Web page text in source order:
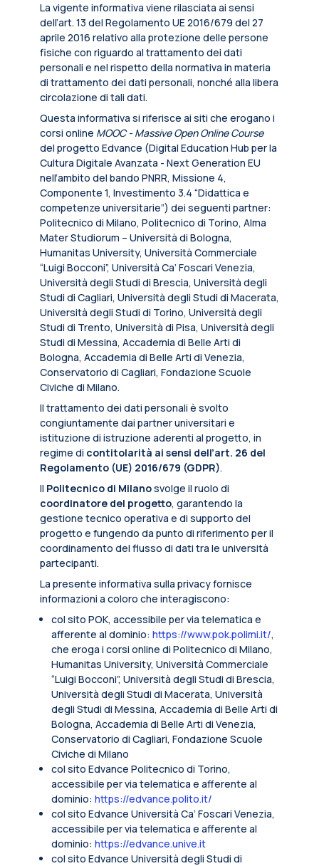
La vigente informativa viene rilasciata ai sensi
dell’art. 13 del Regolamento UE 2016/679 del 27
aprile 2016 relativo alla protezione delle persone
fisiche con riguardo al trattamento dei dati
personali e nel rispetto della normativa in materia
di trattamento dei dati personali, nonché alla libera
circolazione di tali dati.
Questa informativa si riferisce ai siti che erogano i
corsi online MOOC - Massive Open Online Course
del progetto Edvance (Digital Education Hub per la
Cultura Digitale Avanzata - Next Generation EU
nell’ambito del bando PNRR, Missione 4,
Componente 1, Investimento 3.4 “Didattica e
competenze universitarie”) dei seguenti partner:
Politecnico di Milano, Politecnico di Torino, Alma
Mater Studiorum – Università di Bologna,
Humanitas University, Università Commerciale
“Luigi Bocconi”, Università Ca’ Foscari Venezia,
Università degli Studi di Brescia, Università degli
Studi di Cagliari, Università degli Studi di Macerata,
Università degli Studi di Torino, Università degli
Studi di Trento, Università di Pisa, Università degli
Studi di Messina, Accademia di Belle Arti di
Bologna, Accademia di Belle Arti di Venezia,
Conservatorio di Cagliari, Fondazione Scuole
Civiche di Milano.
Il trattamento dei dati personali è svolto
congiuntamente dai partner universitari e
istituzione di istruzione aderenti al progetto, in
regime di contitolarità ai sensi dell’art. 26 del
Regolamento (UE) 2016/679 (GDPR).
Il Politecnico di Milanosvolge il ruolo di
coordinatore del progetto, garantendo la
gestione tecnico operativa e di supporto del
progetto e fungendo da punto di riferimento per il
coordinamento del flusso di dati tra le università
partecipanti.
La presente informativa sulla privacy fornisce
informazioni a coloro che interagiscono:
col sito POK, accessibile per via telematica e
afferente al dominio: https://www.pok.polimi.it/,
che eroga i corsi online di Politecnico di Milano,
Humanitas University, Università Commerciale
“Luigi Bocconi”, Università degli Studi di Brescia,
Università degli Studi di Macerata, Università
degli Studi di Messina, Accademia di Belle Arti di
Bologna, Accademia di Belle Arti di Venezia,
Conservatorio di Cagliari, Fondazione Scuole
Civiche di Milano
col sito Edvance Politecnico di Torino,
accessibile per via telematica e afferente al
dominio: https://edvance.polito.it/
col sito Edvance Università Ca’ Foscari Venezia,
accessibile per via telematica e afferente al
dominio: https://edvance.unive.it
col sito Edvance Università degli Studi di